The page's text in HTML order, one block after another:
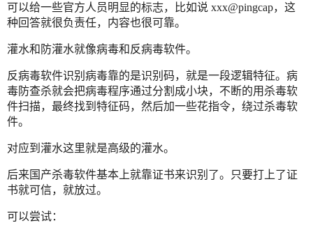
可以给一些官方人员明显的标志，比如说 xxx@pingcap，这
种回答就很负责任，内容也很可靠。
灌水和防灌水就像病毒和反病毒软件。
反病毒软件识别病毒靠的是识别码，就是一段逻辑特征。病
毒防查杀就会把病毒程序通过分割成小块，不断的用杀毒软
件扫描，最终找到特征码，然后加一些花指令，绕过杀毒软
件。
对应到灌水这里就是高级的灌水。
后来国产杀毒软件基本上就靠证书来识别了。只要打上了证
书就可信，就放过。
可以尝试：